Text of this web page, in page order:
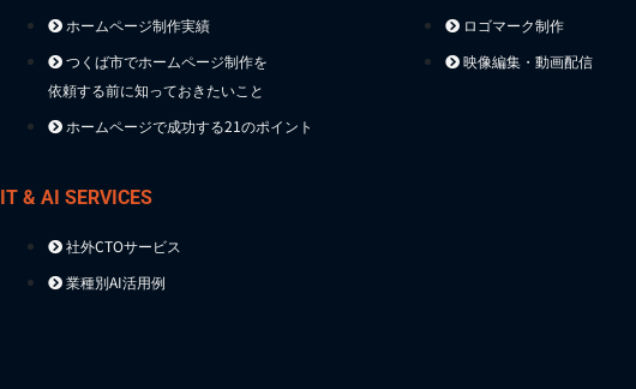
ホームページ制作実績
つくば市でホームページ制作を
依頼する前に知っておきたいこと
ホームページで成功する21のポイント
IT & AI SERVICES
社外CTOサービス
業種別AI活用例
ロゴマーク制作
映像編集・動画配信